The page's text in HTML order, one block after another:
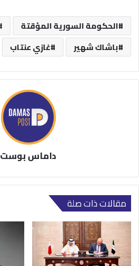
الحكومة السورية المؤقتة
باشاك شهير
غازي عنتاب
داماس بوست
مقالات ذات صلة